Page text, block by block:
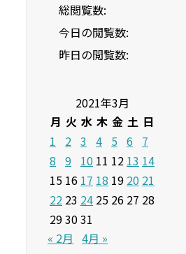
総閲覧数:
今日の閲覧数:
昨日の閲覧数:
2021年3月
月 火 水 木 金 土 日
1
2 3 4 5 6
7
8 9 10 11 12 13 14
15 16 17 18 19 20 21
22 23 24 25 26 27 28
293031
« 2月 4月 »